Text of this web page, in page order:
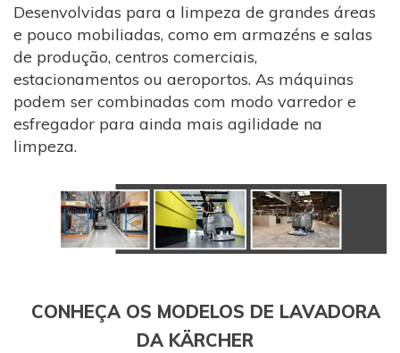
Desenvolvidas para a limpeza de grandes áreas
e pouco mobiliadas, como em armazéns e salas
de produção, centros comerciais,
estacionamentos ou aeroportos. As máquinas
podem ser combinadas com modo varredor e
esfregador para ainda mais agilidade na
limpeza.
CONHEÇA OS MODELOS DE LAVADORA
DA KÄRCHER